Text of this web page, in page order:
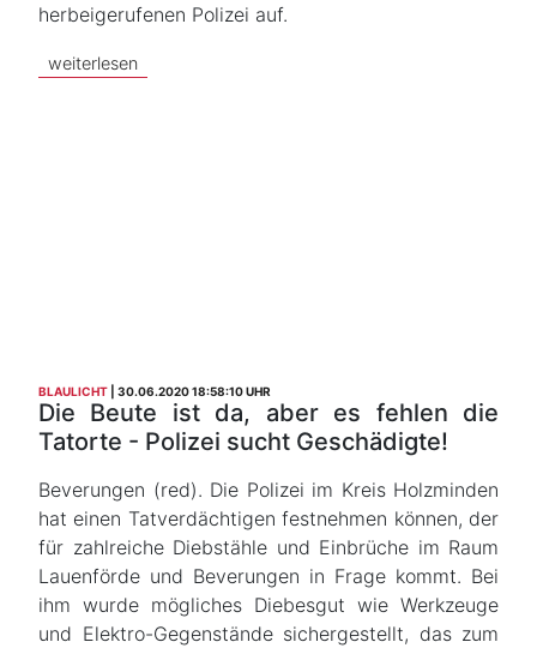
herbeigerufenen Polizei auf.
weiterlesen
BLAULICHT 30.06.2020 18:58:10 UHR
Die Beute ist da, aber es fehlen die
Tatorte - Polizei sucht Geschädigte!
Beverungen (red). Die Polizei im Kreis Holzminden
hat einen Tatverdächtigen festnehmen können, der
für zahlreiche Diebstähle und Einbrüche im Raum
Lauenförde und Beverungen in Frage kommt. Bei
ihm wurde mögliches Diebesgut wie Werkzeuge
und Elektro-Gegenstände sichergestellt, das zum